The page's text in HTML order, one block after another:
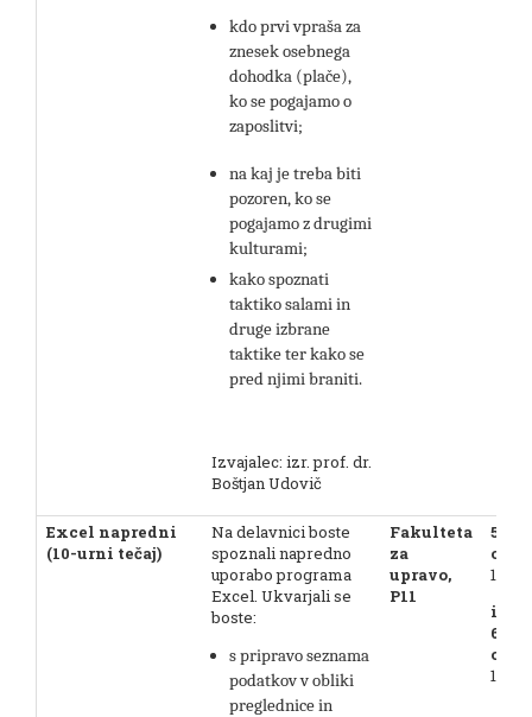
kdo prvi vpraša za
znesek osebnega
dohodka (plače),
ko se pogajamo o
zaposlitvi;
na kaj je treba biti
pozoren, ko se
pogajamo z drugimi
kulturami;
kako spoznati
taktiko salami in
druge izbrane
taktike ter kako se
pred njimi braniti.
Izvajalec: izr. prof. dr.
Boštjan Udovič
Excel napredni
(10-urni tečaj)
Na delavnici boste
spoznali napredno
uporabo programa
Excel. Ukvarjali se
boste:
s pripravo seznama
podatkov v obliki
preglednice in
Fakulteta
za
upravo,
P11
5. 7.
ob
13.00
in
6. 7.
ob
13.00